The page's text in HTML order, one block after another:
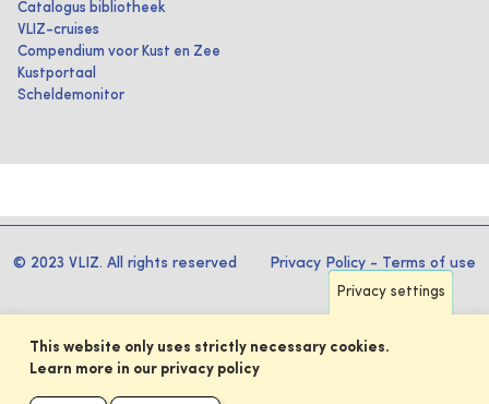
Catalogus bibliotheek
VLIZ-cruises
Compendium voor Kust en Zee
Kustportaal
Scheldemonitor
© 2023 VLIZ. All rights reserved Privacy Policy - Terms of use
Privacy settings
This website only uses strictly necessary cookies.
Learn more in our privacy policy